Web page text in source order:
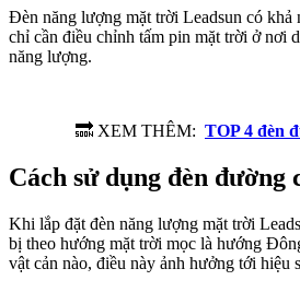
Đèn năng lượng mặt trời Leadsun có khả
chỉ cần điều chỉnh tấm pin mặt trời ở nơi
năng lượng.
🔜 XEM THÊM: TOP 4 đèn
Cách sử dụng đèn
Khi lắp đặt đèn năng lượng mặt trời
bị theo hướng mặt trời mọc là hướng
vật cản nào, điều này ảnh hưởng tới hiệu